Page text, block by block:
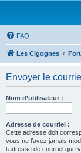
FAQ
Les Cigognes
Envoyer le
Nom d’utilisateur :
Adresse de courriel :
Cette adresse doit
vous ne l’avez jamais
l’adresse de courriel que